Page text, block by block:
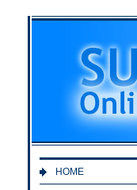
HOME